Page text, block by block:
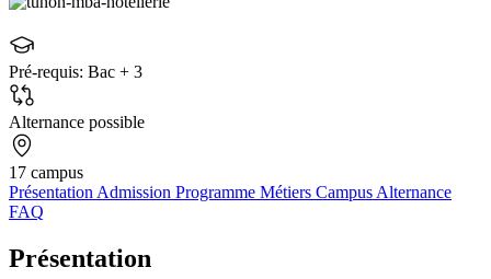
Pré-requis: Bac + 3
Alternance possible
17 campus
PrésentationAdmission Programme Métiers CampusAlternance
FAQ
Présentation